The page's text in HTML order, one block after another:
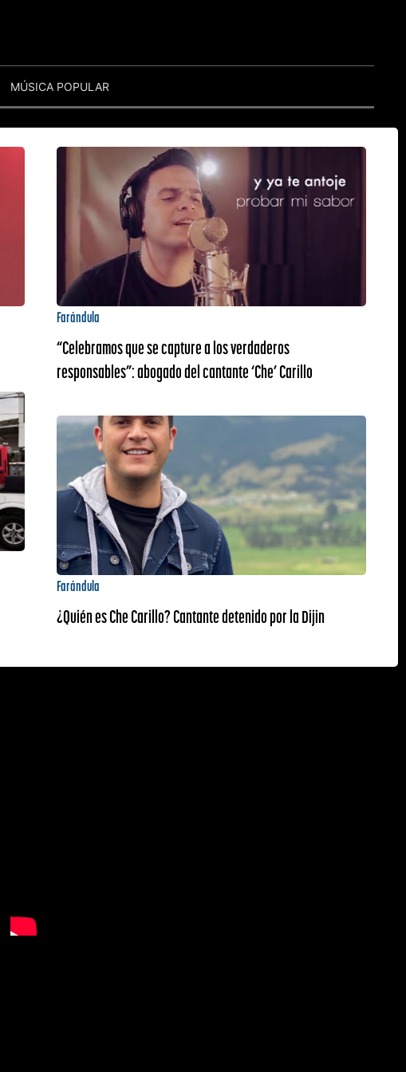
MÚSICA POPULAR
Farándula
“Celebramos que se capture a los verdaderos
responsables”: abogado del cantante ‘Che’ Carillo
Farándula
¿Quién es Che Carillo? Cantante detenido por la Dijin